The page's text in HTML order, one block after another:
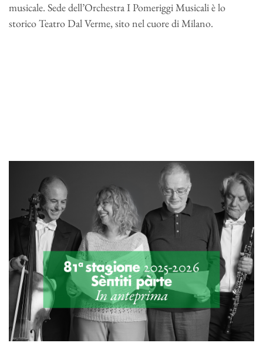
musicale. Sede dell’Orchestra I Pomeriggi Musicali è lo
storico Teatro Dal Verme, sito nel cuore di Milano.